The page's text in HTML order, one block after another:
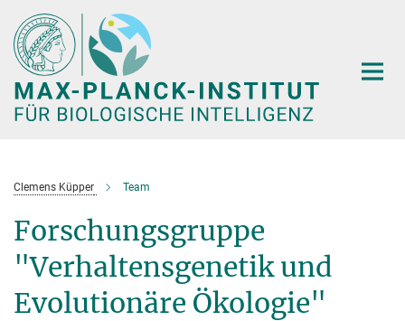
Hauptinhalt
Clemens Küpper Team
Forschungsgruppe
"Verhaltensgenetik und
Evolutionäre Ökologie"